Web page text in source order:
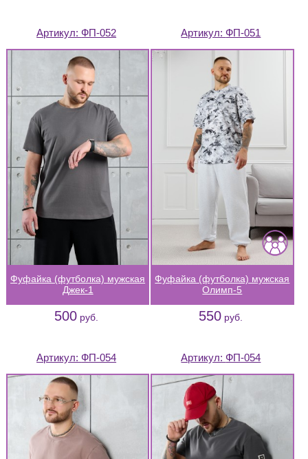
Артикул:ФП-052
Фуфайка (футболка) мужская
Джек-1
500 руб.
Артикул:ФП-051
Фуфайка (футболка) мужская
Олимп-5
550 руб.
Артикул:ФП-054 Артикул:ФП-054